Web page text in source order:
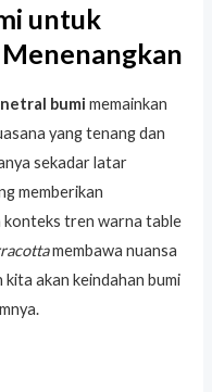
untuk
bumi memainkan
yang tenang dan
sekadar latar
memberikan
konteks tren warna table
membawa nuansa
kita akan keindahan bumi